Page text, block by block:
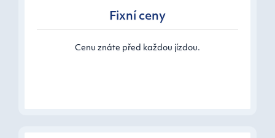
Fixní ceny
Cenu znáte před každou jízdou.